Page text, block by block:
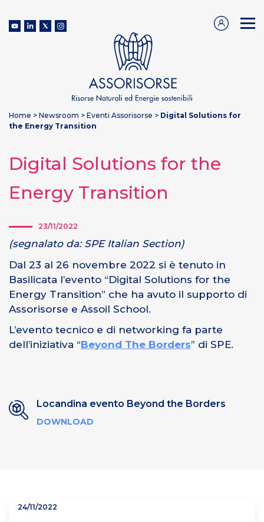
Home > Newsroom > Eventi Assorisorse > Digital Solutions for
the Energy Transition
Digital Solutions for the
Energy Transition
23/11/2022
(segnalato da: SPE Italian Section)
Dal 23 al 26 novembre 2022 si è tenuto in
Basilicata l’evento “Digital Solutions for the
Energy Transition” che ha avuto il supporto di
Assorisorse e Assoil School.
L’evento tecnico e di networking fa parte
dell’iniziativa “Beyond The Borders” di SPE.
Locandina evento Beyond the Borders
DOWNLOAD
24/11/2022